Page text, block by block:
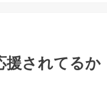
援されてるか